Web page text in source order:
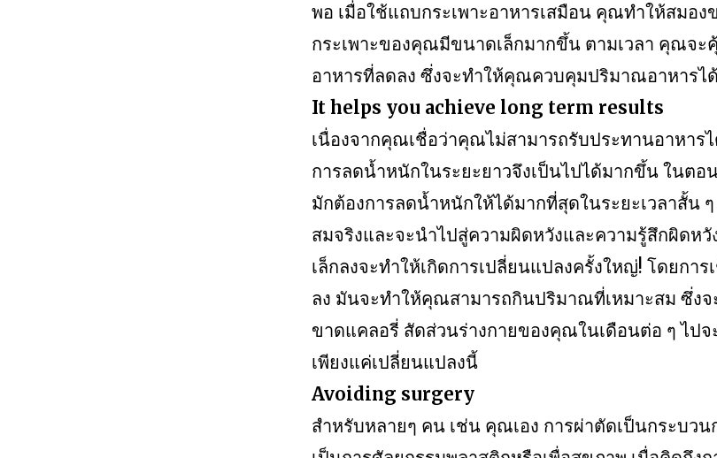
พอ เมื่อใช้แถบกระเพาะอาหารเสมือน คุณทำให้สมอง
กระเพาะของคุณมีขนาดเล็กมากขึ้น ตามเวลา คุณจะ
อาหารที่ลดลง ซึ่งจะทำให้คุณควบคุมปริมาณอาหารไ
It helps you achieve long term results
เนื่องจากคุณเชื่อว่าคุณไม่สามารถรับประทานอาหาร
การลดน้ำหนักในระยะยาวจึงเป็นไปได้มากขึ้น ในต
มักต้องการลดน้ำหนักให้ได้มากที่สุดในระยะเวลาสั้น ๆ
สมจริงและจะนำไปสู่ความผิดหวังและความรู้สึกผิดหวั
เล็กลงจะทำให้เกิดการเปลี่ยนแปลงครั้งใหญ่! โดยกา
ลง มันจะทำให้คุณสามารถกินปริมาณที่เหมาะสม ซึ่ง
ขาดแคลอรี่ สัดส่วนร่างกายของคุณในเดือนต่อ ๆ ไปจ
เพียงแค่เปลี่ยนแปลงนี้
Avoiding surgery
สำหรับหลายๆ คน เช่น คุณเอง การผ่าตัดเป็นกระบวน